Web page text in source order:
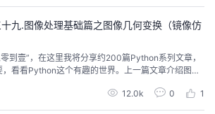
不足之处，还请海涵。
九.图像处理基础篇之图像几何变换（镜像仿
到壹”，在这里我将分享约200篇Python系列文章，
看看Python这个有趣的世界。上一篇文章介绍图像
像仿射和图像透视。希望文章对您有所帮助，如果
12.0k 0 1